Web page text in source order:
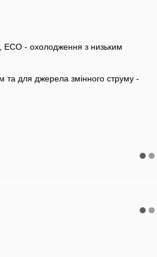
- охолодження з низьким
та для джерела змінного струму -